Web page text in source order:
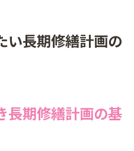
い長期修繕計画の
長期修繕計画の基